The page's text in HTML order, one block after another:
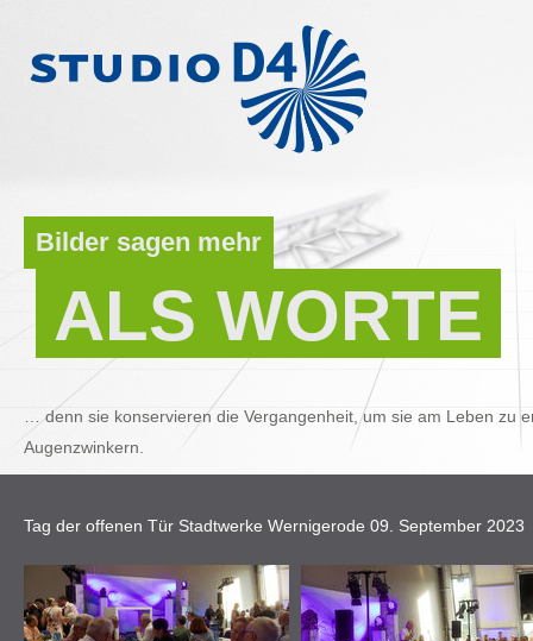
Bilder sagen mehr
ALS WORTE
… denn sie konservieren die Vergangenheit, um sie am Leben
Augenzwinkern.
Tag der offenen Tür Stadtwerke Wernigerode 09. September 2023